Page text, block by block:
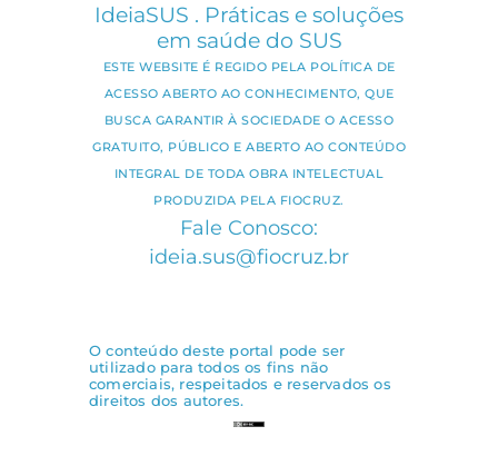
IdeiaSUS . Práticas e soluções
em saúde do SUS
ESTE WEBSITE É REGIDO PELA POLÍTICA DE
ACESSO ABERTO AO CONHECIMENTO, QUE
BUSCA GARANTIR À SOCIEDADE O ACESSO
GRATUITO, PÚBLICO E ABERTO AO CONTEÚDO
INTEGRAL DE TODA OBRA INTELECTUAL
PRODUZIDA PELA FIOCRUZ.
Fale Conosco:
ideia.sus@fiocruz.br
O conteúdo deste portal pode ser
utilizado para todos os fins não
comerciais, respeitados e reservados os
direitos dos autores.